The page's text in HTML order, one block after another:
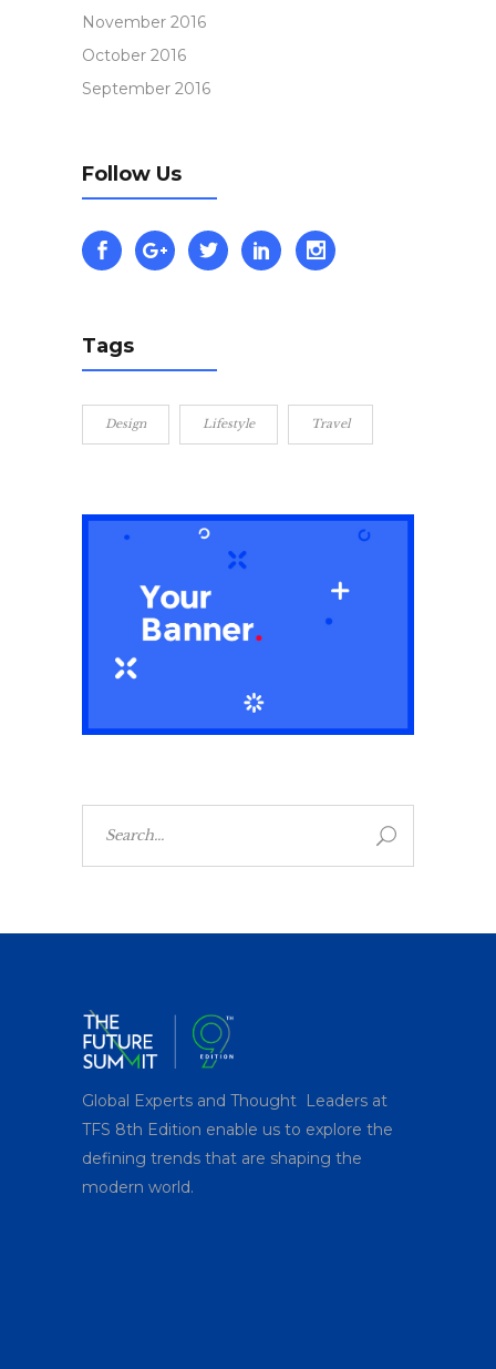
November 2016
October 2016
September 2016
Follow Us
Tags
Design Lifestyle Travel
Global Experts and Thought Leaders at
TFS 8th Edition enable us to explore the
defining trends that are shaping the
modern world.